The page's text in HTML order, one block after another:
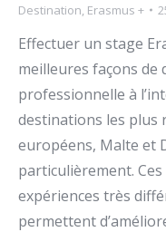
Destination Erasmus +
Effectuer un stage
meilleures façons de
professionnelle à
destinations les plus
européens, Malte et
particulièrement.
expériences très
permettent